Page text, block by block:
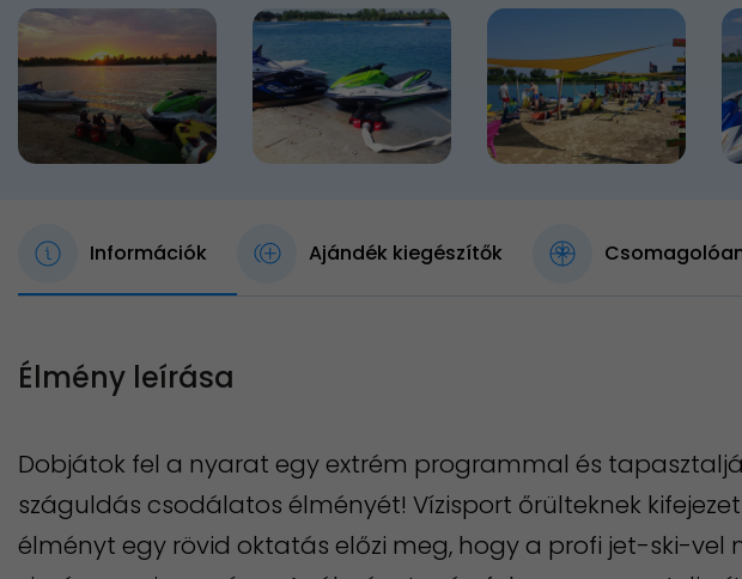
Információk Ajándék kiegészítők
Élmény leírása
Dobjátok fel a nyarat egy extrém programmal és
száguldás csodálatos élményét! Vízisport őrülteknek
élményt egy rövid oktatás előzi meg, hogy a profi jet-ski-vel